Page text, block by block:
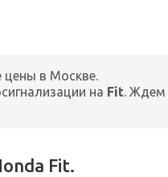
цены в Москве.
на Fit. Ждем
Fit.